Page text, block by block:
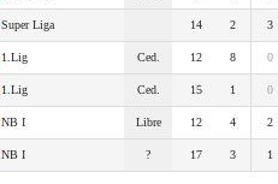
Super Liga 14 2 3
1.Lig Ced. 12 8 0
1.Lig Ced. 15 1 0
NB I Libre 12 4 2
NB I ? 17 3 1